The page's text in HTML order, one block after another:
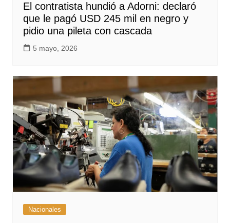
El contratista hundió a Adorni: declaró
que le pagó USD 245 mil en negro y
pidio una pileta con cascada
5 mayo, 2026
Nacionales